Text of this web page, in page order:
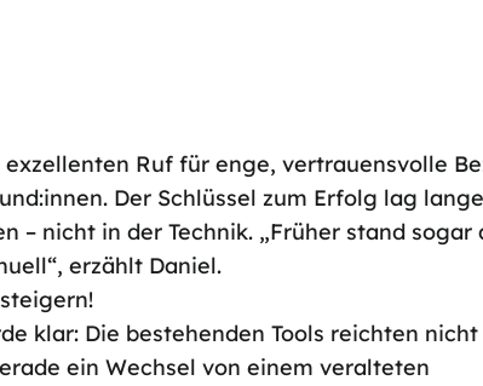
Ruf für enge, vertrauensvolle
Der Schlüssel zum Erfolg lag
– nicht in der Technik. „Früher stand
erzählt Daniel.
klar: Die bestehenden Tools reichten
ein Wechsel von einem veralteten